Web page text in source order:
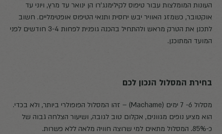
העונות המומלצות עבור טיפוס לקילימנג'רו הן ינואר עד מרץ, ויוני עד
אוקטובר, כשמזג האוויר יבש יחסית ותנאי הטיפוס אופטימליים. חשוב
לתכנן את הטרק מראש ולהתחיל בהכנה גופנית לפחות 3-4 חודשים לפני
המועד המתוכנן.
בחירת המסלול הנכון לכם
מסלול 6- 7 ימים (Machame) – זהו המסלול הפופולרי ביותר, ולא בכדי.
הוא מציע נופים מגוונים, אקלום טוב לגובה, ושיעור הצלחה גבוה של
כ-85%. המסלול מתאים למי שרוצה חוויה מלאה ללא פשרות.